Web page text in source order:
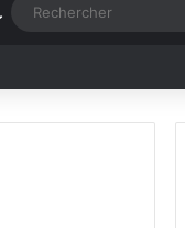
Aléatoire
Switch skin